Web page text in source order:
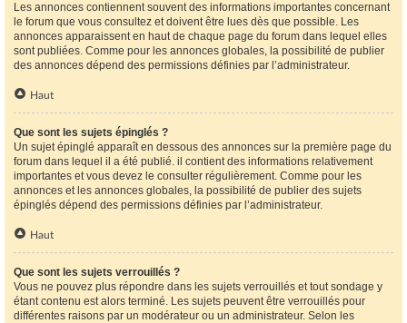
Les annonces contiennent souvent des informations importantes concernant
le forum que vous consultez et doivent être lues dès que possible. Les
annonces apparaissent en haut de chaque page du forum dans lequel elles
sont publiées. Comme pour les annonces globales, la possibilité de publier
des annonces dépend des permissions définies par l’administrateur.
Haut
Que sont les sujets épinglés ?
Un sujet épinglé apparaît en dessous des annonces sur la première page du
forum dans lequel il a été publié. il contient des informations relativement
importantes et vous devez le consulter régulièrement. Comme pour les
annonces et les annonces globales, la possibilité de publier des sujets
épinglés dépend des permissions définies par l’administrateur.
Haut
Que sont les sujets verrouillés ?
Vous ne pouvez plus répondre dans les sujets verrouillés et tout sondage y
étant contenu est alors terminé. Les sujets peuvent être verrouillés pour
différentes raisons par un modérateur ou un administrateur. Selon les